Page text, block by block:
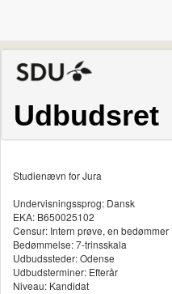
Udbudsret
Studienævn for Jura
Undervisningssprog: Dansk
EKA: B650025102
Censur: Intern prøve, en bedømmer
Bedømmelse: 7-trinsskala
Udbudssteder: Odense
Udbudsterminer: Efterår
Niveau: Kandidat